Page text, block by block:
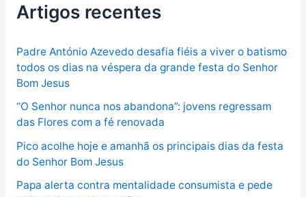
Artigos recentes
Padre António Azevedo desafia fiéis a viver o batismo
todos os dias na véspera da grande festa do Senhor
Bom Jesus
“O Senhor nunca nos abandona”: jovens regressam
das Flores com a fé renovada
Pico acolhe hoje e amanhã os principais dias da festa
do Senhor Bom Jesus
Papa alerta contra mentalidade consumista e pede